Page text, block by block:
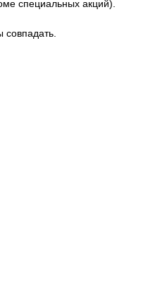
специальных акций).